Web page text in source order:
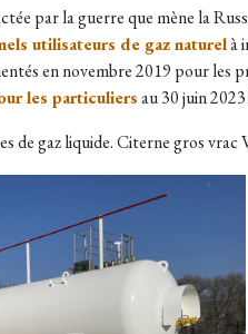
par la guerre que mène la
utilisateurs de gaz naturelà
en novembre 2019 pour les
les particuliersau 30 juin
de gaz liquide. Citerne gros vrac